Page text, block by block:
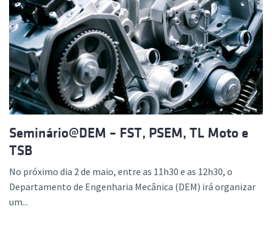
Seminário@DEM – FST, PSEM, TL Moto e
TSB
No próximo dia 2 de maio, entre as 11h30 e as 12h30, o
Departamento de Engenharia Mecânica (DEM) irá organizar
um...